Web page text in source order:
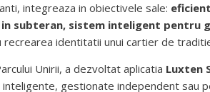
integreaza in obiectivele sale:
subteran, sistem inteligent pentru
identitatii unui cartier de
Unirii, a dezvoltat aplicatia Luxten
gestionate independent sau